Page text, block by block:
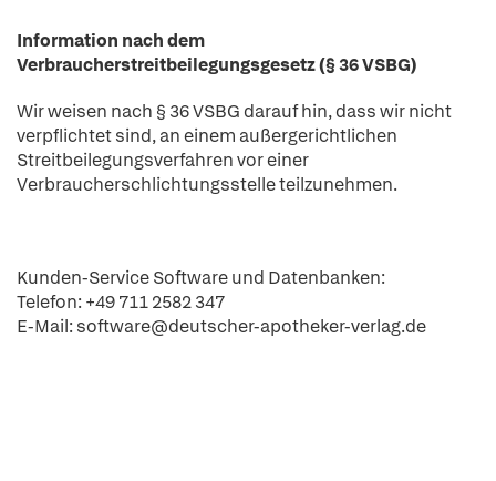
Information nach dem
Verbraucherstreitbeilegungsgesetz(§ 36 VSBG)
Wir weisen nach § 36 VSBG darauf hin, dass wir nicht
verpflichtet sind, an einem außergerichtlichen
Streitbeilegungsverfahren vor einer
Verbraucherschlichtungsstelle teilzunehmen.
Kunden-Service Software und Datenbanken:
Telefon: +49 711 2582 347
E-Mail: software@deutscher-apotheker-verlag.de